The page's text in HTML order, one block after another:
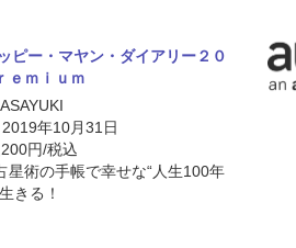
ピー・マヤン・ダイアリー２０
ｅｍｉｕｍ
2019年10月31日
円/税込
星術の手帳で幸せな“人生100年
きる！